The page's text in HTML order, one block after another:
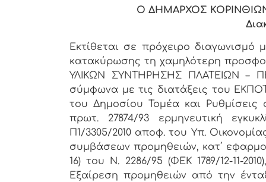
Ο ΔΗΜΑΡΧΟΣ
Εκτίθεται σε πρόχειρο
κατακύρωσης τη χαμηλότερη
ΥΛΙΚΩΝ ΣΥΝΤΗΡΗΣΗΣ ΠΛΑΤΕΙΩΝ –
σύμφωνα με τις διατάξεις του
του Δημοσίου Τομέα και
πρωτ. 27874/93 ερμηνευτική
Π1/3305/2010 αποφ. του Υπ.
συμβάσεων προμηθειών, κατ΄
16) του Ν. 2286/95 (ΦΕΚ 1789/12-11-
Εξαίρεση προμηθειών από την